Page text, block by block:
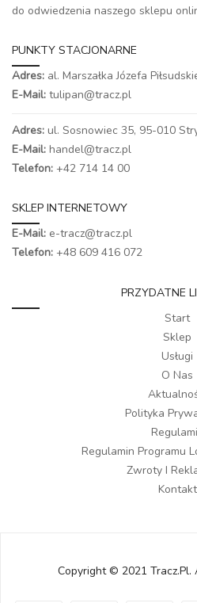
do odwiedzenia naszego sklepu
PUNKTY STACJONARNE
Adres: al. Marszałka Józefa
E-Mail: tulipan@tracz.pl
Adres: ul. Sosnowiec 35, 95-010
E-Mail: handel@tracz.pl
Telefon: +42 714 14 00
SKLEP INTERNETOWY
E-Mail: e-tracz@tracz.pl
Telefon: +48 609 416 072
PRZYDATNE
Start
Sklep
Usługi
O Nas
Polityka
Regulamin Programu
Zwroty I
Kontakt
Copyright © 2021 Tracz.pl.